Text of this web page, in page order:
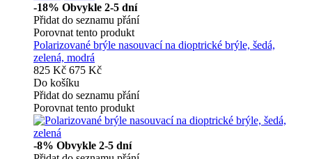
-18% Obvykle 2-5 dní
Přidat do seznamu přání
Porovnat tento produkt
Polarizované brýle nasouvací na dioptrické brýle, šedá,
zelená, modrá
825 Kč 675 Kč
Do košíku
Přidat do seznamu přání
Porovnat tento produkt
-8% Obvykle 2-5 dní